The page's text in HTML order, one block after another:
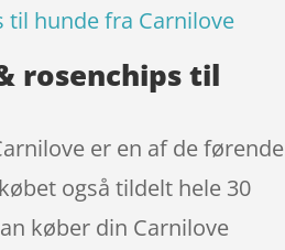
til hunde fra Carnilove
rosenchips til
er en af de førende
også tildelt hele 30
køber din Carnilove